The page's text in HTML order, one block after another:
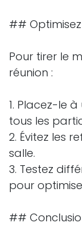
##
Pour tirer le
réunion :
1. Placez-le
tous les
2. Évitez les
salle.
3. Testez
pour
##